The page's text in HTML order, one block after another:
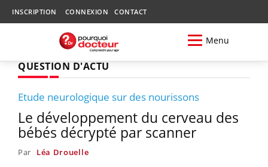
INSCRIPTION CONNEXION CONTACT
Menu
QUESTION D'ACTU
Etude neurologique sur des nourissons
Le développement du cerveau des
bébés décrypté par scanner
Par Léa Drouelle